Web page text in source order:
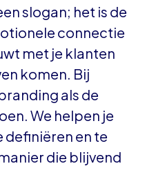
slogan; het is de
connectie
met je klanten
komen. Bij
als de
We helpen je
definiëren en te
die blijvend